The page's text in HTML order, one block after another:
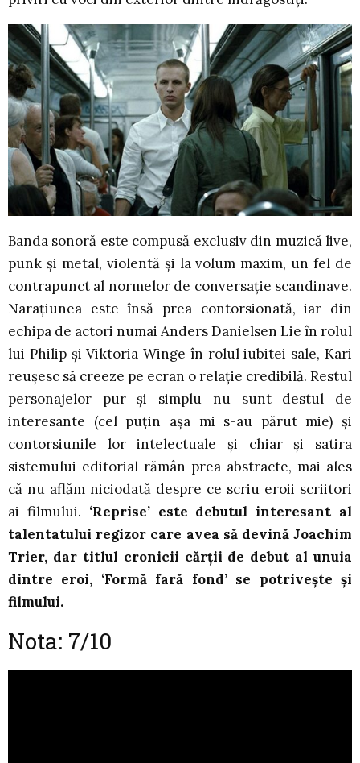
Banda sonoră este compusă exclusiv din muzică live,
punk și metal, violentă și la volum maxim, un fel de
contrapunct al normelor de conversație scandinave.
Narațiunea este însă prea contorsionată, iar din
echipa de actori numai Anders Danielsen Lie în rolul
lui Philip și Viktoria Winge în rolul iubitei sale, Kari
reușesc să creeze pe ecran o relație credibilă. Restul
personajelor pur și simplu nu sunt destul de
interesante (cel puțin așa mi s-au părut mie) și
contorsiunile lor intelectuale și chiar și satira
sistemului editorial rămân prea abstracte, mai ales
că nu aflăm niciodată despre ce scriu eroii scriitori
ai filmului. ‘Reprise’ este debutul interesant al
talentatului regizor care avea să devină Joachim
Trier, dar titlul cronicii cărții de debut al unuia
dintre eroi, ‘Formă fară fond’ se potrivește și
filmului.
Nota: 7/10